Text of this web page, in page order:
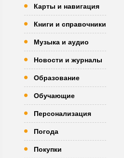
Карты и навигация
Книги и справочники
Музыка и аудио
Новости и журналы
Образование
Обучающие
Персонализация
Погода
Покупки